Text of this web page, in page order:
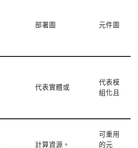
部署圖 元件圖
代表實體或
代表模
組化且
計算資源。
可重用
的元